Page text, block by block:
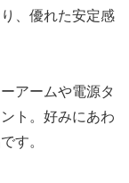
、優れた安定感
アームや電源タ
ト。好みにあわ
す。